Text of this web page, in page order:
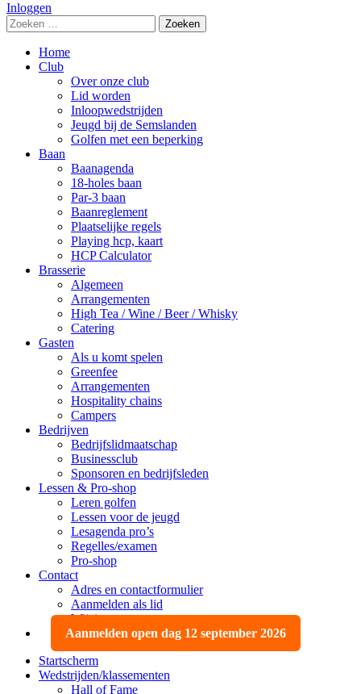
Inloggen
Zoeken
naar:
Home
Club
Over onze club
Lid worden
Inloopwedstrijden
Jeugd bij de Semslanden
Golfen met een beperking
Baan
Baanagenda
18-holes baan
Par-3 baan
Baanreglement
Plaatselijke regels
Playing hcp, kaart
HCP Calculator
Brasserie
Algemeen
Arrangementen
High Tea / Wine / Beer / Whisky
Catering
Gasten
Als u komt spelen
Greenfee
Arrangementen
Hospitality chains
Campers
Bedrijven
Bedrijfslidmaatschap
Businessclub
Sponsoren en bedrijfsleden
Lessen & Pro-shop
Leren golfen
Lessen voor de jeugd
Lesagenda pro’s
Regelles/examen
Pro-shop
Contact
Adres en contactformulier
Aanmelden als lid
Wijzigen, opzeggen
Aanmelden open dag 12 september 2026
Startscherm
Wedstrijden/klassementen
Hall of Fame